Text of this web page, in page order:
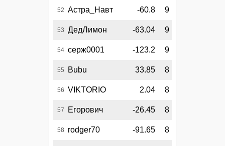
52 Астра_Навт -60.8 9
53 ДедЛимон -63.04 9
54 серж0001 -123.2 9
55 Bubu 33.85 8
56 VIKTORIO 2.04 8
57 Егорович -26.45 8
58 rodger70 -91.65 8